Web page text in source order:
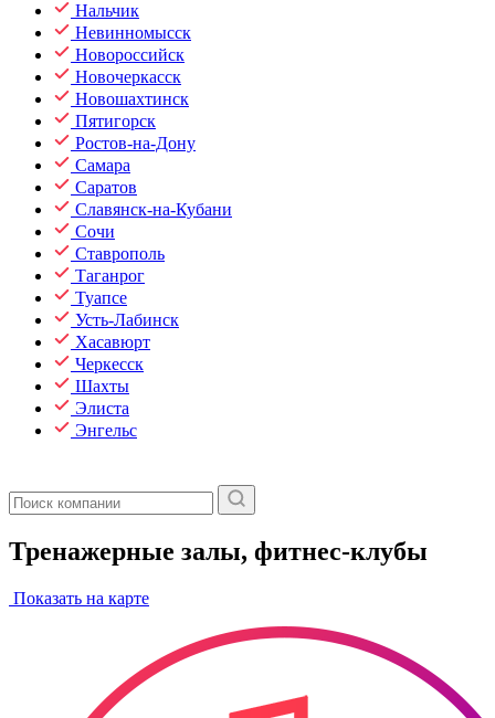
Нальчик
Невинномысск
Новороссийск
Новочеркасск
Новошахтинск
Пятигорск
Ростов-на-Дону
Самара
Саратов
Славянск-на-Кубани
Сочи
Ставрополь
Таганрог
Туапсе
Усть-Лабинск
Хасавюрт
Черкесск
Шахты
Элиста
Энгельс
Тренажерные залы, фитнес-клубы
Показать на карте